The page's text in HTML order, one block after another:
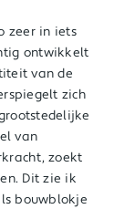
zeer in iets
ontwikkelt
van de
zich
van
zoekt
Dit zie ik
bouwblokje